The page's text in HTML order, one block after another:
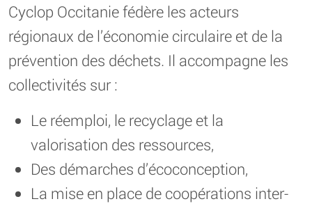
Cyclop Occitanie fédère les acteurs
régionaux de l’économie circulaire et de la
prévention des déchets. Il accompagne les
collectivités sur :
Le réemploi, le recyclage et la
valorisation des ressources,
Des démarches d’écoconception,
La mise en place de coopérations inter-